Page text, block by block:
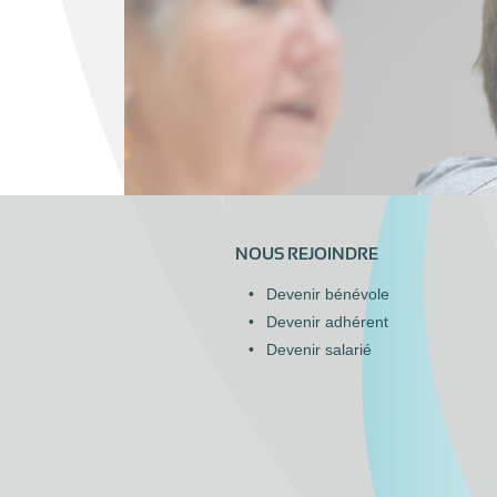
NOUS REJOINDRE
Devenir bénévole
Devenir adhérent
Devenir salarié